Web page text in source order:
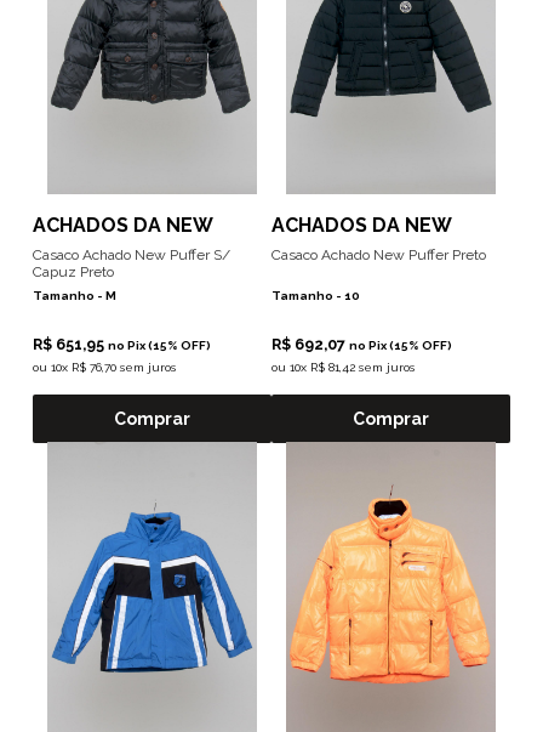
ACHADOS DA NEW
Casaco Achado New Puffer S/
Capuz Preto
Tamanho - M
R$ 651,95 no Pix (15% OFF)
ou 10x R$ 76,70 sem juros
Comprar
ACHADOS DA NEW
Casaco Achado New Puffer Preto
Tamanho - 10
R$ 692,07 no Pix (15% OFF)
ou 10x R$ 81,42 sem juros
Comprar